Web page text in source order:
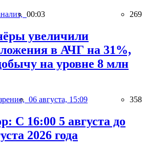
00:03 269
увеличили
в АЧГ на 31%,
на уровне 8 млн
06 августа, 15:09 358
С 16:00 5 августа до
2026 года